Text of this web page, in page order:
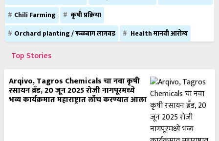
Chili Farming
कृषी प्रक्रिया
Orchard planting / फळबाग लागवड
Health मानवी आरोग्य
Top Stories
Arqivo, Tagros Chemicals चा नवा कृषी
रसायन ब्रँड, 20 जून 2025 रोजी नागपूरमध्ये
भव्य कार्यक्रमात महाराष्ट्रात लाँच करण्यात आला